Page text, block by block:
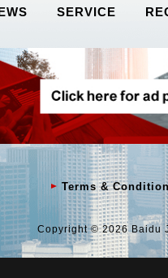
SERVICE
Terms &
Copyright © 2026 Baidu